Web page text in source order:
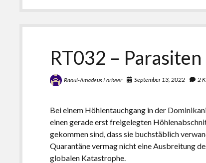
RT032 –
Raoul-Amadeus Lorbeer September 13, 2022 2
Bei einem Höhlentauchgang in der
einen gerade erst freigelegten
gekommen sind, dass sie buchstäblich
Quarantäne vermag nicht eine Ausbreitung
globalen Katastrophe.